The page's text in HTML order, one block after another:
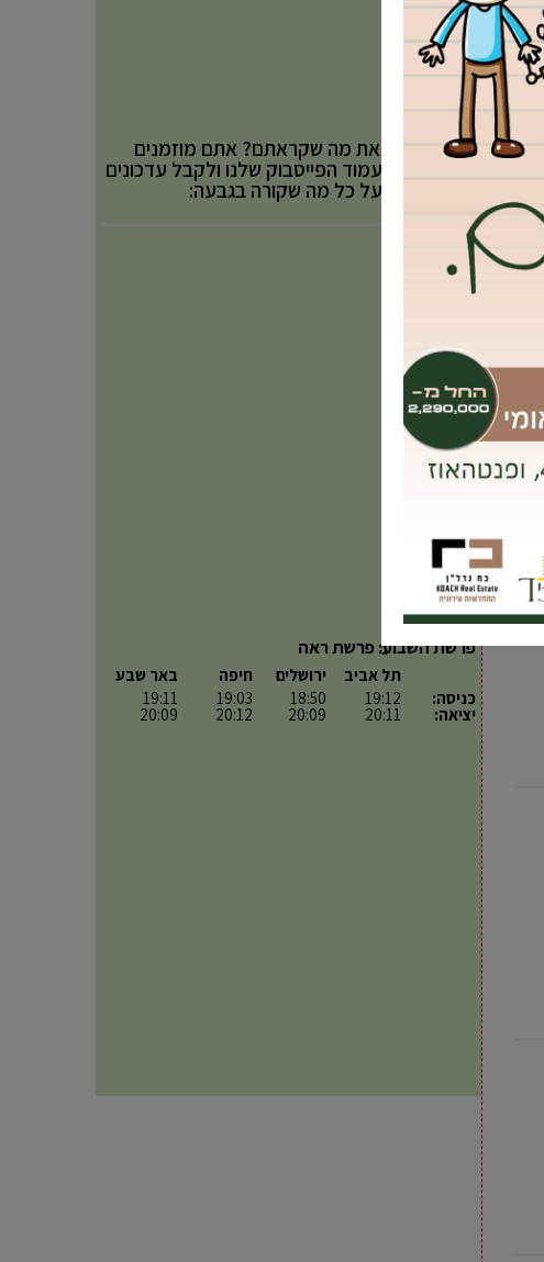
אהבתם את מה שקראתם? אתם מוזמנים
לעקוב אחר עמוד הפייסבוק שלנו ולקבל עדכונים
באופן שוטף על כל מה שקורה בגבעה:
פרשת השבוע: פרשת ראה
כניסה:
יציאה:
תל אביב
19:12
20:11
ירושלים
18:50
20:09
חיפה
19:03
20:12
באר שבע
19:11
20:09